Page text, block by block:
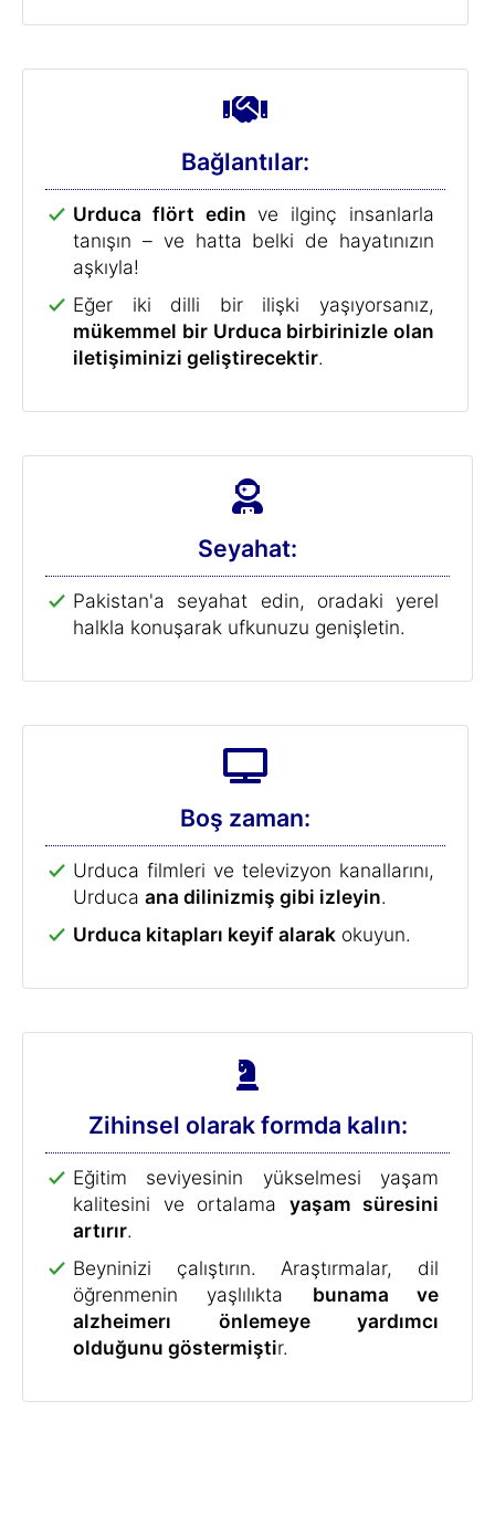
Bağlantılar:
Urduca flört edin ve ilginç insanlarla
tanışın – ve hatta belki de hayatınızın
aşkıyla!
Eğer iki dilli bir ilişki yaşıyorsanız,
mükemmel bir Urduca birbirinizle olan
iletişiminizi geliştirecektir.
Seyahat:
Pakistan'a seyahat edin, oradaki yerel
halkla konuşarak ufkunuzu genişletin.
Boş zaman:
Urduca filmleri ve televizyon kanallarını,
Urduca ana dilinizmiş gibi izleyin.
Urduca kitapları keyif alarak okuyun.
Zihinsel olarak formda kalın:
Eğitim seviyesinin yükselmesi yaşam
kalitesini ve ortalama yaşam süresini
artırır.
Beyninizi çalıştırın. Araştırmalar, dil
öğrenmenin yaşlılıkta bunama ve
alzheimerı önlemeye yardımcı
olduğunu göstermiştir.